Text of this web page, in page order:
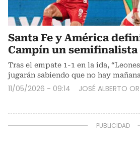
Santa Fe y América
Campín un semifinalista
Tras el empate 1-1 en la ida,
jugarán sabiendo que no hay mañana
11/05/2026 - 09:14 JOSÉ ALBERTO